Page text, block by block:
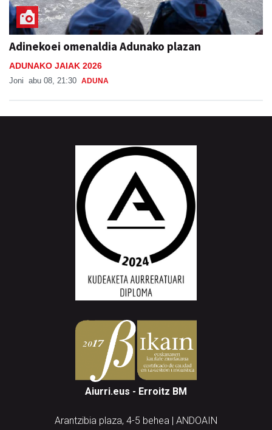
Adinekoei omenaldia Adunako plazan
ADUNAKO JAIAK 2026
Joni abu 08, 21:30 ADUNA
Aiurri.eus - Erroitz BM
Arantzibia plaza, 4-5 behea | ANDOAIN